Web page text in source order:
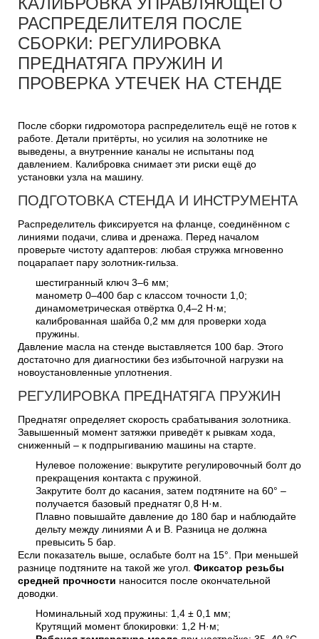
РАСПРЕДЕЛИТЕЛЯ ПОСЛЕ
СБОРКИ: РЕГУЛИРОВКА
ПРЕДНАТЯГА ПРУЖИН И
ПРОВЕРКА УТЕЧЕК НА СТЕНДЕ
После сборки гидромотора распределитель ещё не готов к
работе. Детали притёрты, но усилия на золотнике не
выведены, а внутренние каналы не испытаны под
давлением. Калибровка снимает эти риски ещё до
установки узла на машину.
ПОДГОТОВКА СТЕНДА И ИНСТРУМЕНТА
Распределитель фиксируется на фланце, соединённом с
линиями подачи, слива и дренажа. Перед началом
проверьте чистоту адаптеров: любая стружка мгновенно
поцарапает пару золотник-гильза.
шестигранный ключ 3–6 мм;
манометр 0–400 бар с классом точности 1,0;
динамометрическая отвёртка 0,4–2 Н·м;
калиброванная шайба 0,2 мм для проверки хода
пружины.
Давление масла на стенде выставляется 100 бар. Этого
достаточно для диагностики без избыточной нагрузки на
новоустановленные уплотнения.
РЕГУЛИРОВКА ПРЕДНАТЯГА ПРУЖИН
Преднатяг определяет скорость срабатывания золотника.
Завышенный момент затяжки приведёт к рывкам хода,
сниженный – к подпрыгиванию машины на старте.
Нулевое положение: выкрутите регулировочный болт до
прекращения контакта с пружиной.
Закрутите болт до касания, затем подтяните на 60° –
получается базовый преднатяг 0,8 Н·м.
Плавно повышайте давление до 180 бар и наблюдайте
дельту между линиями А и В. Разница не должна
превысить 5 бар.
Если показатель выше, ослабьте болт на 15°. При меньшей
разнице подтяните на такой же угол. Фиксатор резьбы
средней прочности наносится после окончательной
доводки.
Номинальный ход пружины: 1,4 ± 0,1 мм;
Крутящий момент блокировки: 1,2 Н·м;